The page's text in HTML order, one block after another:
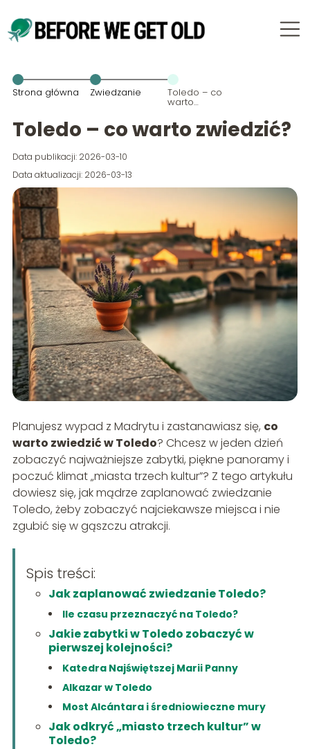
Strona główna Zwiedzanie Toledo – co
warto
Toledo – co warto zwiedzić?
Data publikacji: 2026-03-10
Data aktualizacji: 2026-03-13
Planujesz wypad z Madrytu i zastanawiasz się, co
warto zwiedzić w Toledo? Chcesz w jeden dzień
zobaczyć najważniejsze zabytki, piękne panoramy i
poczuć klimat „miasta trzech kultur”? Z tego artykułu
dowiesz się, jak mądrze zaplanować zwiedzanie
Toledo, żeby zobaczyć najciekawsze miejsca i nie
zgubić się w gąszczu atrakcji.
Spis treści:
Jak zaplanować zwiedzanie Toledo?
Ile czasu przeznaczyć na Toledo?
Jakie zabytki w Toledo zobaczyć w
pierwszej kolejności?
Katedra Najświętszej Marii Panny
Alkazar w Toledo
Most Alcántara i średniowieczne mury
Jak odkryć „miasto trzech kultur” w
Toledo?